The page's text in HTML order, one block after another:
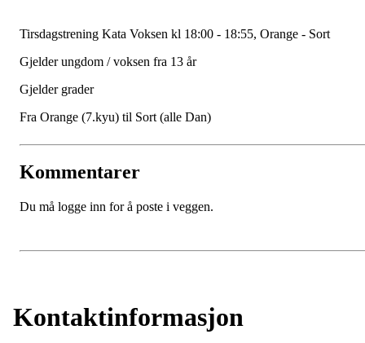
Tirsdagstrening Kata Voksen kl 18:00 - 18:55, Orange - Sort
Gjelder ungdom / voksen fra 13 år
Gjelder grader
Fra Orange (7.kyu) til Sort (alle Dan)
Kommentarer
Du må logge inn for å poste i veggen.
Kontaktinformasjon